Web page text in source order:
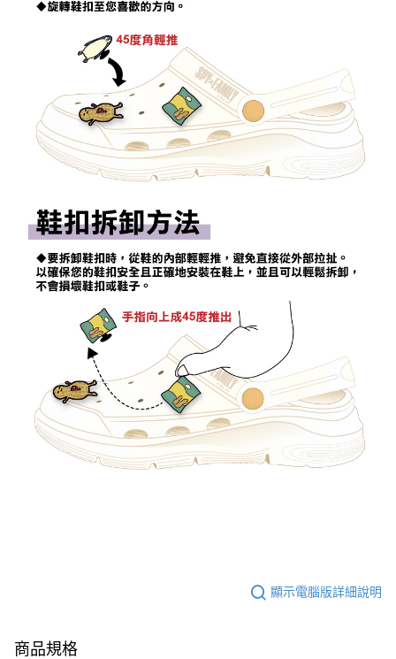
顯示電腦版詳細說明
商品規格